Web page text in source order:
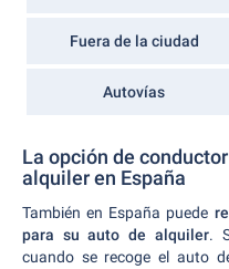
Fuera de la ciudad
Autovías
La opción de
alquiler en España
También en España puede
para su auto de alquiler.
cuando se recoge el auto